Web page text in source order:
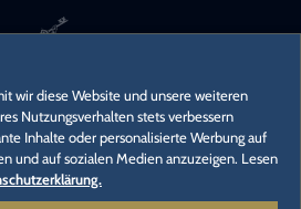
KONTAKT
wir diese Website und unsere weiteren
Nutzungsverhalten stets verbessern
Inhalte oder personalisierte Werbung auf
und auf sozialen Medien anzuzeigen. Lesen